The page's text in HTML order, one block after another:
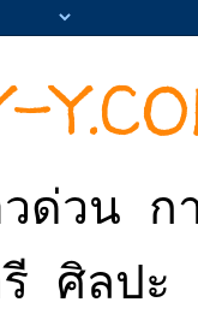
ด่วน ก
ศิลปะ